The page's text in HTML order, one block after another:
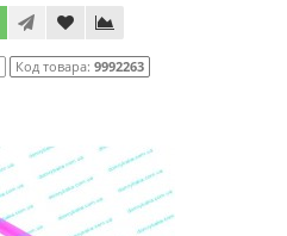
Код товара: 9992263